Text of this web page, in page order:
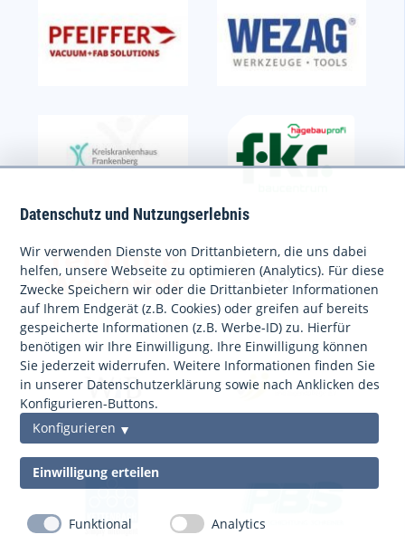
Datenschutz und Nutzungserlebnis
Wir verwenden Dienste von Drittanbietern, die uns dabei
helfen, unsere Webseite zu optimieren (Analytics). Für diese
Zwecke Speichern wir oder die Drittanbieter Informationen
auf Ihrem Endgerät (z.B. Cookies) oder greifen auf bereits
gespeicherte Informationen (z.B. Werbe-ID) zu. Hierfür
benötigen wir Ihre Einwilligung. Ihre Einwilligung können
Sie jederzeit widerrufen. Weitere Informationen finden Sie
in unserer Datenschutzerklärung sowie nach Anklicken des
Konfigurieren-Buttons.
Konfigurieren
Einwilligung erteilen
Funktional Analytics